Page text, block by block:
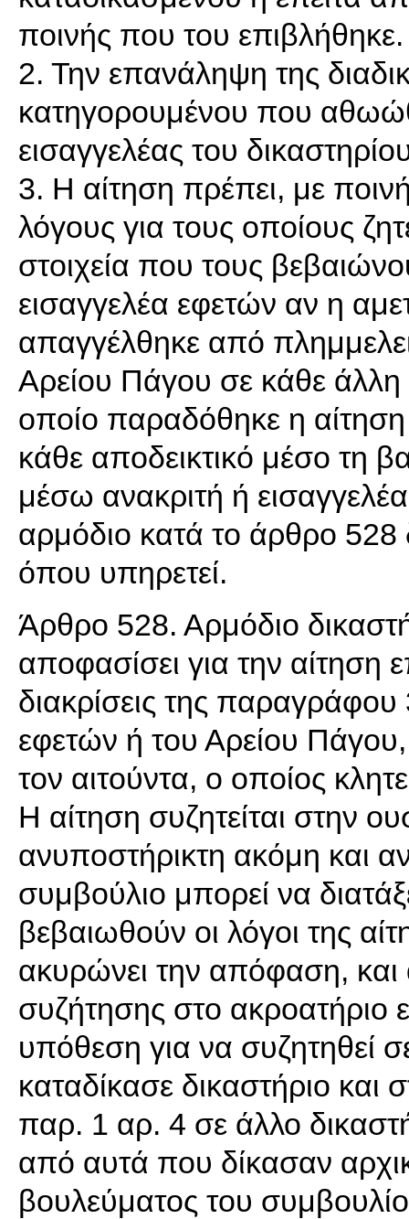
ποινής που του επιβλήθηκε.
2. Την επανάληψη της
κατηγορουμένου που
εισαγγελέας του
3. Η αίτηση πρέπει, με
λόγους για τους οποίους
στοιχεία που τους
εισαγγελέα εφετών αν η
απαγγέλθηκε από
Αρείου Πάγου σε κάθε
οποίο παραδόθηκε η αίτηση
κάθε αποδεικτικό μέσο τη
μέσω ανακριτή ή
αρμόδιο κατά το άρθρο 528
όπου υπηρετεί.
Άρθρο 528. Αρμόδιο
αποφασίσει για την αίτηση
διακρίσεις της
εφετών ή του Αρείου
τον αιτούντα, ο οποίος
Η αίτηση συζητείται στην
ανυποστήρικτη ακόμη και
συμβούλιο μπορεί να
βεβαιωθούν οι λόγοι της
ακυρώνει την απόφαση, και
συζήτησης στο ακροατήριο
υπόθεση για να συζητηθεί
καταδίκασε δικαστήριο
παρ. 1 αρ. 4 σε άλλο
από αυτά που δίκασαν
βουλεύματος του